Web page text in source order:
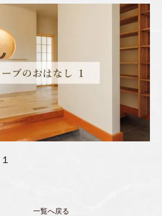
一覧へ戻る